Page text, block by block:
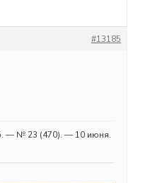
#13185
— № 23 (470). — 10 июня.